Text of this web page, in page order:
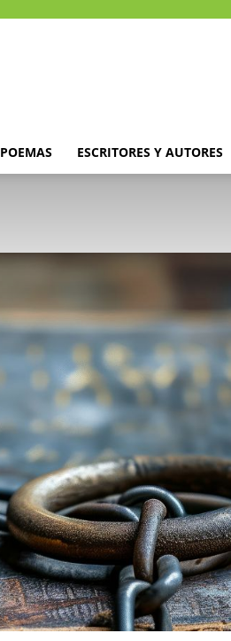
POEMAS ESCRITORES Y AUTORES